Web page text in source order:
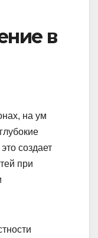
в
на ум
создает
при